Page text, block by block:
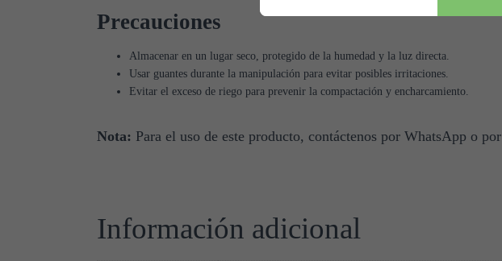
Precauciones
Almacenar en un lugar seco, protegido de la humedad y la luz directa.
Usar guantes durante la manipulación para evitar posibles irritaciones.
Evitar el exceso de riego para prevenir la compactación y encharcamiento.
Nota: Para el uso de este producto, contáctenos por WhatsApp o por
Información adicional